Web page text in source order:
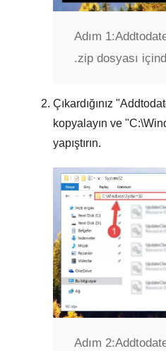
Adım 1:
.zip dosyası
Çıkardığınız "
kopyalayın ve "
yapıştırın.
Adım 2: